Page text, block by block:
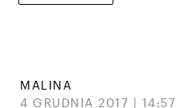
MALINA
4 GRUDNIA 2017 | 14:57